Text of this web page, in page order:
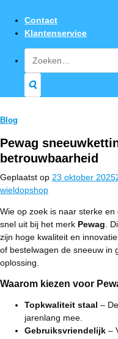
Contact
Klantenservice
naar:
Blog
Pewag
betrouwbaarheid
Geplaatst op 23 oktober 2025
wieldopshop
Wie op zoek is naar sterke
snel uit bij het merk Pewag .
zijn hoge kwaliteit en
of bestelwagen de sneeuw in
oplossing.
Waarom kiezen voor
Topkwaliteit staal –
jarenlang mee.
Gebruiksvriendelijk –